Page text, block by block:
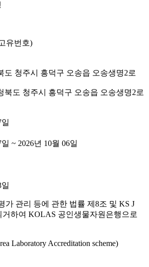
유번호)
도 청주시 흥덕구 오송읍 오송생명2로
북도 청주시 흥덕구 오송읍 오송생명2로
~ 2026년 10월 06일
가 관리 등에 관한 법률 제8조 및 KS J
거하여 KOLAS 공인생물자원은행으로
Laboratory Accreditation scheme)